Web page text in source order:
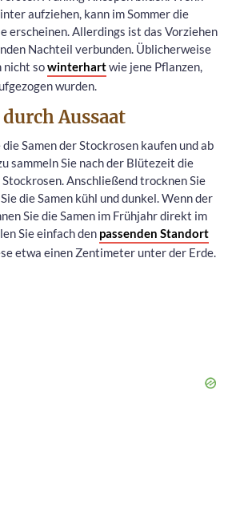
aufziehen, kann im Sommer die
erscheinen. Allerdings ist das Vorziehen
Nachteil verbunden. Üblicherweise
nicht sowinterhartwie jene Pflanzen,
wurden.
Aussaat
Samen der Stockrosen kaufen und ab
sammeln Sie nach der Blütezeit die
Anschließend trocknen Sie
die Samen kühl und dunkel. Wenn der
Sie die Samen im Frühjahr direkt im
Sie einfach den passenden Standort
etwa einen Zentimeter unter der Erde.